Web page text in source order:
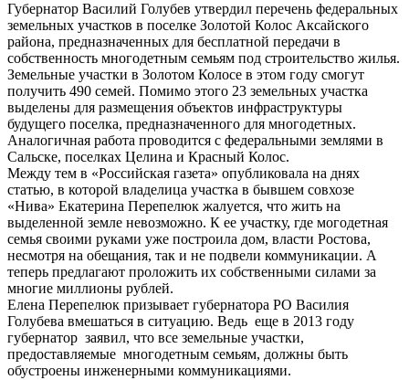
Губернатор Василий Голубев утвердил перечень федеральных
земельных участков в поселке Золотой Колос Аксайского
района, предназначенных для бесплатной передачи в
собственность многодетным семьям под строительство жилья.
Земельные участки в Золотом Колосе в этом году смогут
получить 490 семей. Помимо этого 23 земельных участка
выделены для размещения объектов инфраструктуры
будущего поселка, предназначенного для многодетных.
Аналогичная работа проводится с федеральными землями в
Сальске, поселках Целина и Красный Колос.
Между тем в «Российская газета» опубликовала на днях
статью, в которой владелица участка в бывшем совхозе
«Нива» Екатерина Перепелюк жалуется, что жить на
выделенной земле невозможно. К ее участку, где могодетная
семья своими руками уже построила дом, власти Ростова,
несмотря на обещания, так и не подвели коммуникации. А
теперь предлагают проложить их собственными силами за
многие миллионы рублей.
Елена Перепелюк призывает губернатора РО Василия
Голубева вмешаться в ситуацию. Ведь еще в 2013 году
губернатор заявил, что все земельные участки,
предоставляемые многодетным семьям, должны быть
обустроены инженерными коммуникациями.